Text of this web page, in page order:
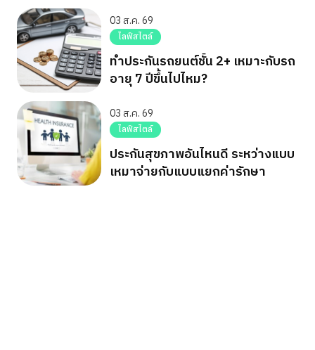
03 ส.ค. 69
ไลฟ์สไตล์
ทำประกันรถยนต์ชั้น 2+ เหมาะกับรถ
อายุ 7 ปีขึ้นไปไหม?
03 ส.ค. 69
ไลฟ์สไตล์
ประกันสุขภาพอันไหนดี ระหว่างแบบ
เหมาจ่ายกับแบบแยกค่ารักษา